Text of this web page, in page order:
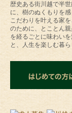
歴史ある街川越で半
に、樹のぬくもりを
こだわりを叶える家
のために、とことん
を経るごとに味わい
と、人生を楽しむ暮